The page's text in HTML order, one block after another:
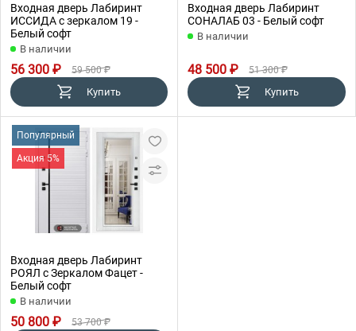
Входная дверь Лабиринт
ИССИДА с зеркалом 19 -
Белый софт
В наличии
56 300 ₽ 59 500 ₽
Купить
Входная дверь Лабиринт
СОНАЛАБ 03 - Белый софт
В наличии
48 500 ₽ 51 300 ₽
Купить
Популярный
Акция 5%
Входная дверь Лабиринт
РОЯЛ с Зеркалом Фацет -
Белый софт
В наличии
50 800 ₽ 53 700 ₽